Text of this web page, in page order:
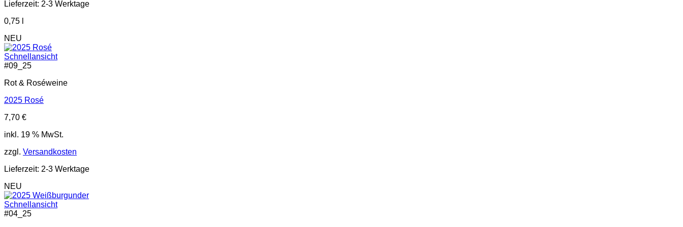
Lieferzeit: 2-3 Werktage
0,75
NEU
Schnellansicht
#09_25
Rot & Roséweine
2025 Rosé
7,70 €
inkl. 19 % MwSt.
zzgl. Versandkosten
Lieferzeit: 2-3 Werktage
NEU
Schnellansicht
#04_25